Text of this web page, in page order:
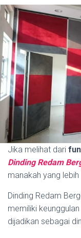
Jika melihat dari
Dinding Redam
manakah yang lebih
Dinding Redam
memiliki
dijadikan sebagai